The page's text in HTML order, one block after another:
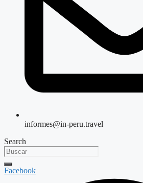
informes@in-peru.travel
Search
Facebook